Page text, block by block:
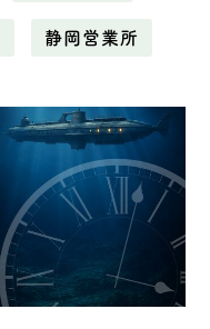
静岡営業所